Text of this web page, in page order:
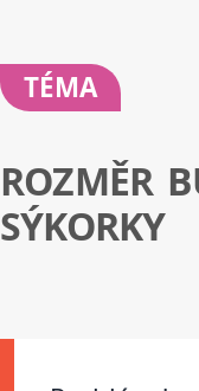
TÉMA
ROZMĚR
SÝKORKY